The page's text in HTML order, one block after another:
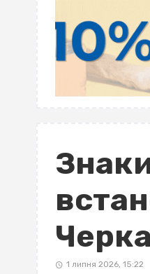
1 липня 2026, 15:22